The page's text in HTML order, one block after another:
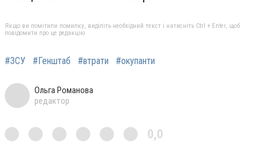
Якщо ви помітили помилку, виділіть необхідний текст і натисніть Ctrl + Enter, щоб
повідомити про це редакцію
#ЗСУ #Генштаб #втрати #окупанти
Ольга Романова
редактор
0,0